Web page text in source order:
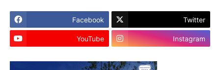
Facebook Twitter
YouTube Instagram